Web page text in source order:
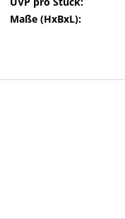
Maße (HxBxL):